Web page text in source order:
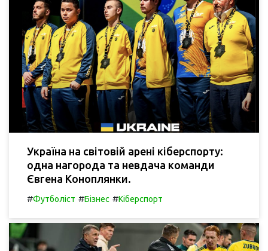
Україна на світовій арені кіберспорту:
одна нагорода та невдача команди
Євгена Коноплянки.
#Футболіст #Бізнес #Кіберспорт